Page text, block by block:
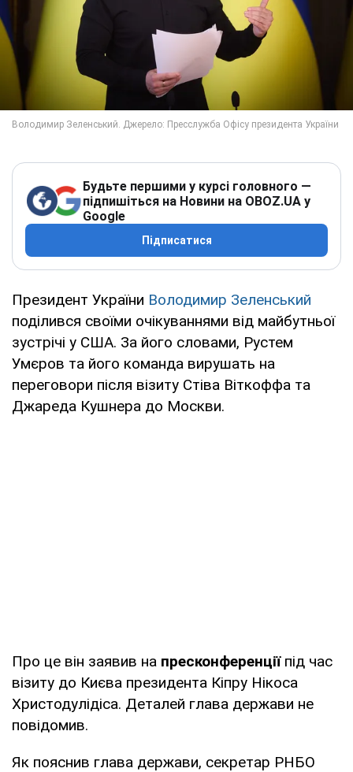
Будьте першими у курсі головного —
підпишіться на Новини на OBOZ.UA у
Google
Підписатися
Президент України Володимир Зеленський
поділився своїми очікуваннями від майбутньої
зустрічі у США. За його словами, Рустем
Умєров та його команда вирушать на
переговори після візиту Стіва Віткоффа та
Джареда Кушнера до Москви.
Про це він заявив на пресконференціїпід час
візиту до Києва президента Кіпру Нікоса
Христодулідіса. Деталей глава держави не
повідомив.
Як пояснив глава держави, секретар РНБО